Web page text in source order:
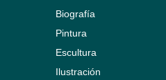
Biografía
Pintura
Escultura
Ilustración